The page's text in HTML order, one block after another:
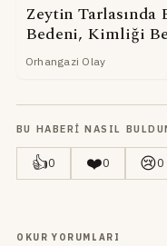
Zeytin Tarlasında
Bedeni, Kimliği
Orhangazi Olay
BU HABERI NASIL
👍0 ❤️0 😢0
OKUR YORUMLARI